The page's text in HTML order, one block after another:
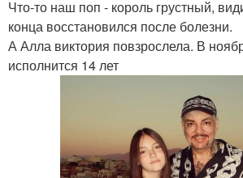
Что-то наш поп - король грустный,
конца восстановился после болезни.
А Алла виктория повзрослела. В
исполнится 14 лет